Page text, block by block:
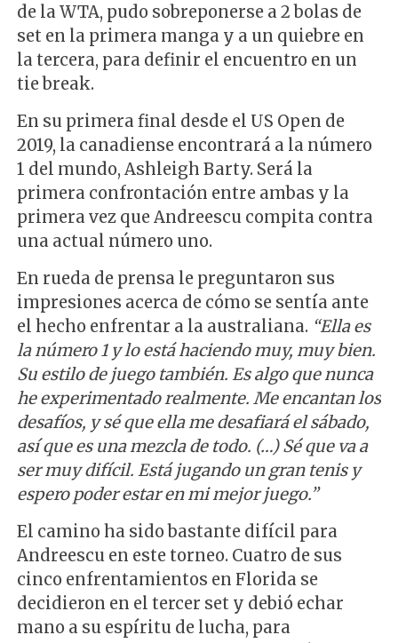
de la WTA, pudo sobreponerse a 2 bolas de
set en la primera manga y a un quiebre en
la tercera, para definir el encuentro en un
tie break.
En su primera final desde el US Open de
2019, la canadiense encontrará a la número
1 del mundo, Ashleigh Barty. Será la
primera confrontación entre ambas y la
primera vez que Andreescu compita contra
una actual número uno.
En rueda de prensa le preguntaron sus
impresiones acerca de cómo se sentía ante
el hecho enfrentar a la australiana. “Ella es
la número 1 y lo está haciendo muy, muy bien.
Su estilo de juego también. Es algo que nunca
he experimentado realmente. Me encantan los
desafíos, y sé que ella me desafiará el sábado,
así que es una mezcla de todo. (…) Sé que va a
ser muy difícil. Está jugando un gran tenis y
espero poder estar en mi mejor juego.”
El camino ha sido bastante difícil para
Andreescu en este torneo. Cuatro de sus
cinco enfrentamientos en Florida se
decidieron en el tercer set y debió echar
mano a su espíritu de lucha, para